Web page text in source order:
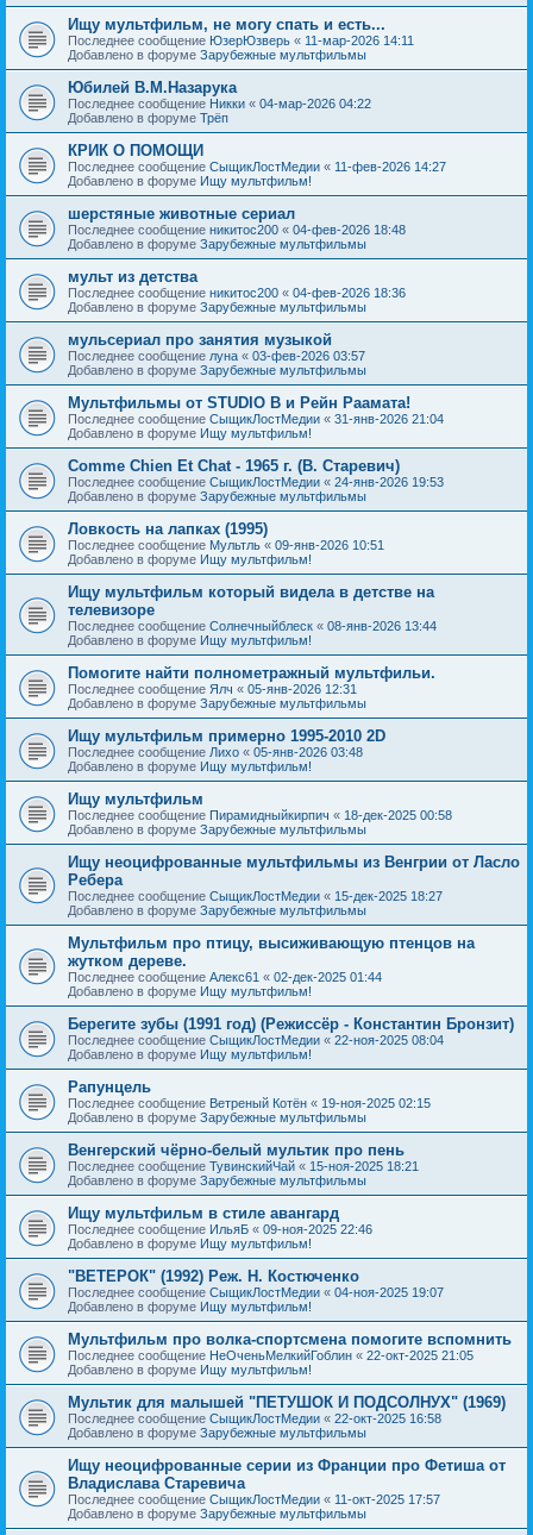
Ищу мультфильм, не могу спать и есть...
Последнее сообщение ЮзерЮзверь « 11-мар-2026 14:11
Добавлено в форуме Зарубежные мультфильмы
Юбилей В.М.Назарука
Последнее сообщение Никки « 04-мар-2026 04:22
Добавлено в форуме Трёп
КРИК О ПОМОЩИ
Последнее сообщение СыщикЛостМедии « 11-фев-2026 14:27
Добавлено в форуме Ищу мультфильм!
шерстяные животные сериал
Последнее сообщение никитос200 « 04-фев-2026 18:48
Добавлено в форуме Зарубежные мультфильмы
мульт из детства
Последнее сообщение никитос200 « 04-фев-2026 18:36
Добавлено в форуме Зарубежные мультфильмы
мульсериал про занятия музыкой
Последнее сообщение луна « 03-фев-2026 03:57
Добавлено в форуме Зарубежные мультфильмы
Мультфильмы от STUDIO B и Рейн Раамата!
Последнее сообщение СыщикЛостМедии « 31-янв-2026 21:04
Добавлено в форуме Ищу мультфильм!
Comme Chien Et Chat - 1965 г. (В. Старевич)
Последнее сообщение СыщикЛостМедии « 24-янв-2026 19:53
Добавлено в форуме Зарубежные мультфильмы
Ловкость на лапках (1995)
Последнее сообщение Мультль « 09-янв-2026 10:51
Добавлено в форуме Ищу мультфильм!
Ищу мультфильм который видела в детстве на
телевизоре
Последнее сообщение Солнечныйблеск « 08-янв-2026 13:44
Добавлено в форуме Ищу мультфильм!
Помогите найти полнометражный мультфильи.
Последнее сообщение Ялч « 05-янв-2026 12:31
Добавлено в форуме Зарубежные мультфильмы
Ищу мультфильм примерно 1995-2010 2D
Последнее сообщение Лихо « 05-янв-2026 03:48
Добавлено в форуме Ищу мультфильм!
Ищу мультфильм
Последнее сообщение Пирамидныйкирпич « 18-дек-2025 00:58
Добавлено в форуме Зарубежные мультфильмы
Ищу неоцифрованные мультфильмы из Венгрии от Ласло
Ребера
Последнее сообщение СыщикЛостМедии « 15-дек-2025 18:27
Добавлено в форуме Зарубежные мультфильмы
Мультфильм про птицу, высиживающую птенцов на
жутком дереве.
Последнее сообщение Алекс61 « 02-дек-2025 01:44
Добавлено в форуме Ищу мультфильм!
Берегите зубы (1991 год) (Режиссёр - Константин Бронзит)
Последнее сообщение СыщикЛостМедии « 22-ноя-2025 08:04
Добавлено в форуме Ищу мультфильм!
Рапунцель
Последнее сообщение Ветреный Котён « 19-ноя-2025 02:15
Добавлено в форуме Зарубежные мультфильмы
Венгерский чёрно-белый мультик про пень
Последнее сообщение ТувинскийЧай « 15-ноя-2025 18:21
Добавлено в форуме Зарубежные мультфильмы
Ищу мультфильм в стиле авангард
Последнее сообщение ИльяБ « 09-ноя-2025 22:46
Добавлено в форуме Ищу мультфильм!
"ВЕТЕРОК" (1992) Реж. Н. Костюченко
Последнее сообщение СыщикЛостМедии « 04-ноя-2025 19:07
Добавлено в форуме Ищу мультфильм!
Мультфильм про волка-спортсмена помогите вспомнить
Последнее сообщение НеОченьМелкийГоблин « 22-окт-2025 21:05
Добавлено в форуме Ищу мультфильм!
Мультик для малышей "ПЕТУШОК И ПОДСОЛНУХ" (1969)
Последнее сообщение СыщикЛостМедии « 22-окт-2025 16:58
Добавлено в форуме Зарубежные мультфильмы
Ищу неоцифрованные серии из Франции про Фетиша от
Владислава Старевича
Последнее сообщение СыщикЛостМедии « 11-окт-2025 17:57
Добавлено в форуме Зарубежные мультфильмы